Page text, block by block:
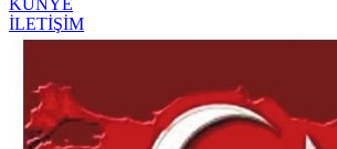
KÜNYE
İLETİŞİM